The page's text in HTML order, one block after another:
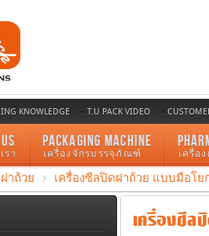
KNOWLEDGE T.U PACK VIDEO
รา
PACKAGING MACHINE
เครื่องจักรบรรจุภัณฑ์ เครื่อ
าถ้วย เครื่องซีลปิดฝาถ้วย แบบมือโย
เครื่องซีล